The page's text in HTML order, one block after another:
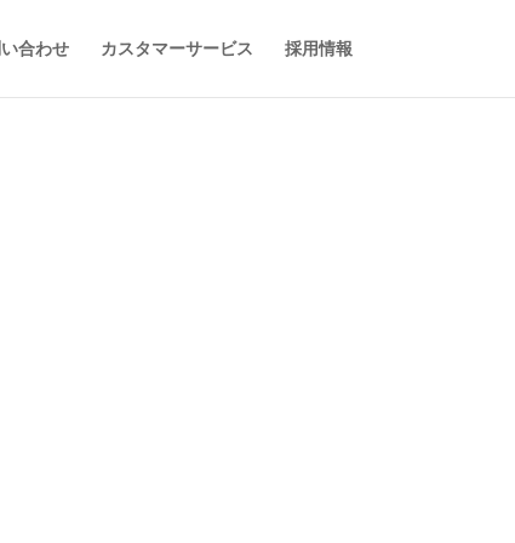
合わせ カスタマーサービス 採用情報